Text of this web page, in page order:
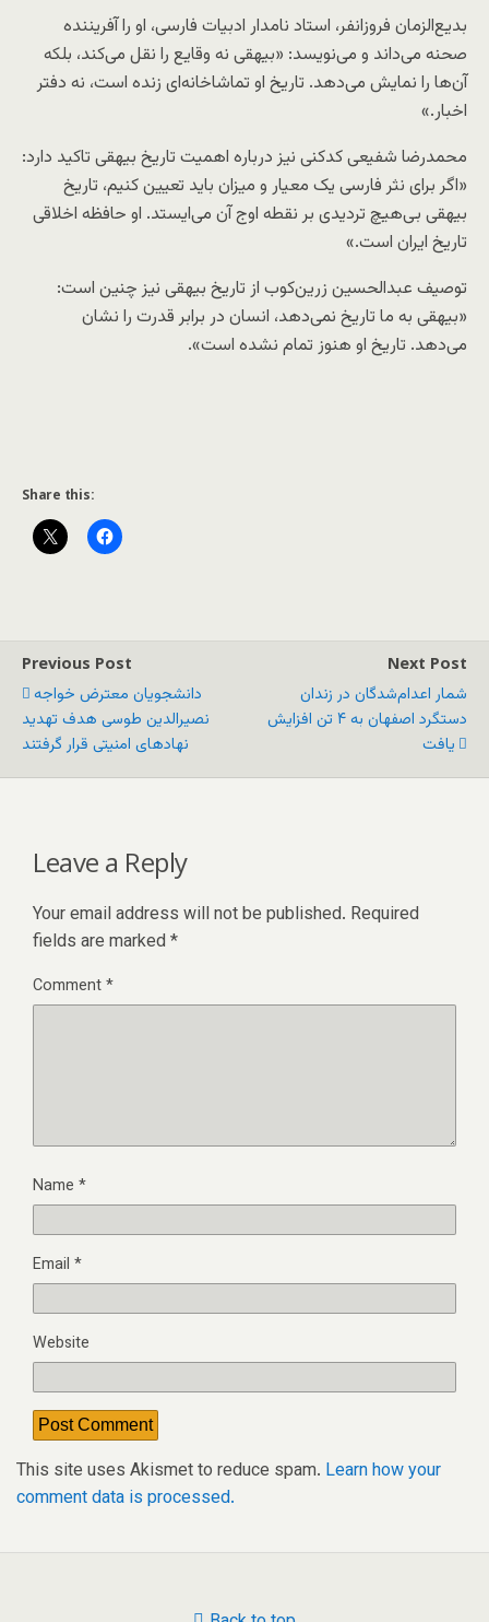
بدیع‌الزمان فروزانفر، استاد نامدار ادبیات فارسی، او را آفریننده
صحنه می‌داند و می‌نویسد: «بیهقی نه وقایع را نقل می‌کند، بلکه
آن‌ها را نمایش می‌دهد. تاریخ او تماشاخانه‌ای زنده است، نه دفتر
اخبار.»
محمدرضا شفیعی کدکنی نیز درباره اهمیت تاریخ بیهقی تاکید دارد:
«اگر برای نثر فارسی یک معیار و میزان باید تعیین کنیم، تاریخ
بیهقی بی‌هیچ تردیدی بر نقطه اوج آن می‌ایستد. او حافظه اخلاقی
تاریخ ایران است.»
توصیف عبدالحسین زرین‌کوب از تاریخ بیهقی نیز چنین است:
«بیهقی به ما تاریخ نمی‌دهد، انسان در برابر قدرت را نشان
می‌دهد. تاریخ او هنوز تمام نشده است».
Share this:
Previous Post
دانشجویان معترض خواجه
نصیرالدین طوسی هدف تهدید
نهادهای امنیتی قرار گرفتند
Next Post
شمار اعدام‌شدگان در زندان
دستگرد اصفهان به ۴ تن افزایش
یافت
Leave a Reply
Your email address will not be published. Required
fields are marked *
Comment*
Name *
Email *
Website
This site uses Akismet to reduce spam. Learn how your
comment data is processed.